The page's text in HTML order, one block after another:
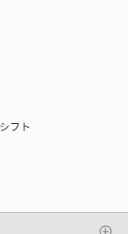
フト